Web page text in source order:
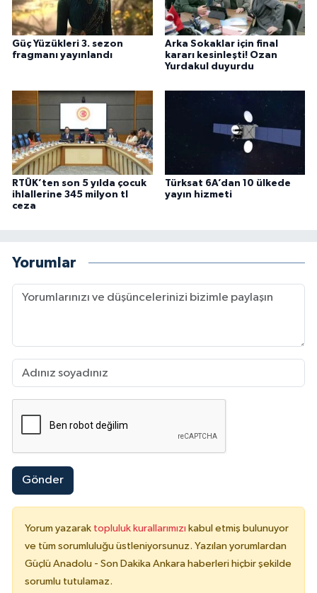
Güç Yüzükleri 3. sezon
fragmanı yayınlandı
Arka Sokaklar için final
kararı kesinleşti! Ozan
Yurdakul duyurdu
RTÜK’ten son 5 yılda çocuk
ihlallerine 345 milyon tl
ceza
Türksat 6A’dan 10 ülkede
yayın hizmeti
Yorumlar
Gönder
Yorum yazarak topluluk kurallarımızı kabul etmiş bulunuyor
ve tüm sorumluluğu üstleniyorsunuz. Yazılan yorumlardan
Güçlü Anadolu - Son Dakika Ankara haberleri hiçbir şekilde
sorumlu tutulamaz.